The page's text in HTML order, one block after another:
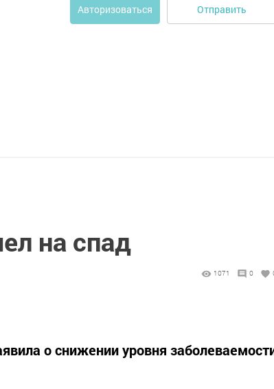
Авторизоваться Отправить
на спад
1071 0
о снижении уровня